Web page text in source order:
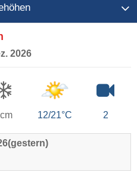
2026
12/21°C 2
(gestern)